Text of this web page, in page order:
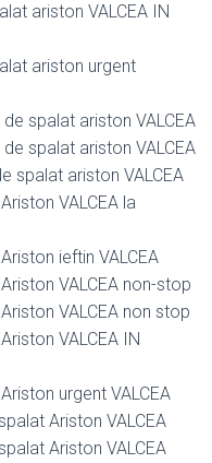
ariston VALCEA IN
ariston urgent
spalat ariston VALCEA
spalat ariston VALCEA
spalat ariston VALCEA
VALCEA la
ieftin VALCEA
VALCEA non-stop
VALCEA non stop
VALCEA IN
urgent VALCEA
Ariston VALCEA
Ariston VALCEA